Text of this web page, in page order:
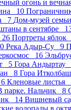
огонь и
10
7 Дом-музей
в сентябре
Портреты яблок
Река Адыр-Су 9
16
5 Гора Андыртау
8 Гора
Кленовые листья
парке. Нальчик 8
14 Вишневый
водопады в